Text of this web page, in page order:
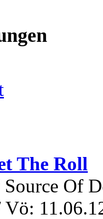
The Roll
Of
Vö: